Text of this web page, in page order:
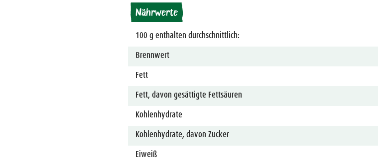
Nährwerte
100 g enthalten durchschnittlich:
Brennwert
Fett
Fett, davon gesättigte Fettsäuren
Kohlenhydrate
Kohlenhydrate, davon Zucker
Eiweiß